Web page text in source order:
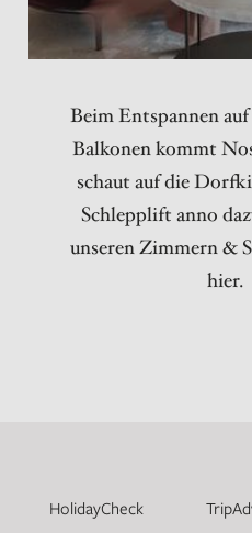
Beim Entspannen
Balkonen kommt
schaut auf die
Schlepplift anno
unseren Zimmern &
hier.
HolidayCheck